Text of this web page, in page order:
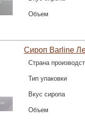
Объем
Сироп Barline
Страна
Тип упаковки
Вкус сиропа
Объем